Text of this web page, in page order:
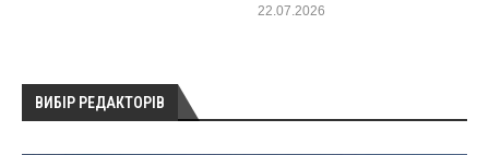
22.07.2026
ВИБІР РЕДАКТОРІВ